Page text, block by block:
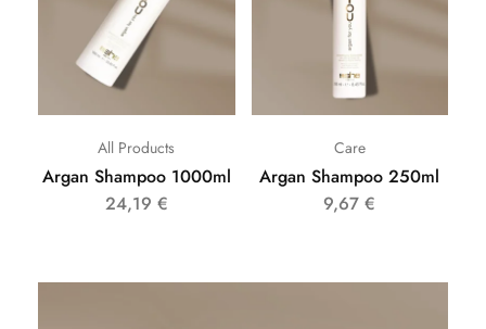
All Products
Argan Shampoo 1000ml
24,19 €
Care
Argan Shampoo 250ml
9,67€